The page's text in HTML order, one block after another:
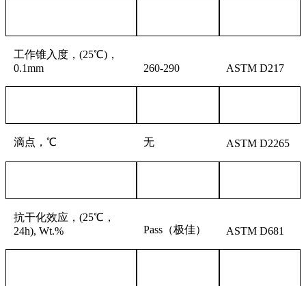
工作锥入度， (25℃)，
0.1mm
260-290 ASTM D217
滴点， ℃ 无 ASTM D2265
抗干化效应 ， (25℃，
24h), Wt.%
Pass（极佳） ASTM D681